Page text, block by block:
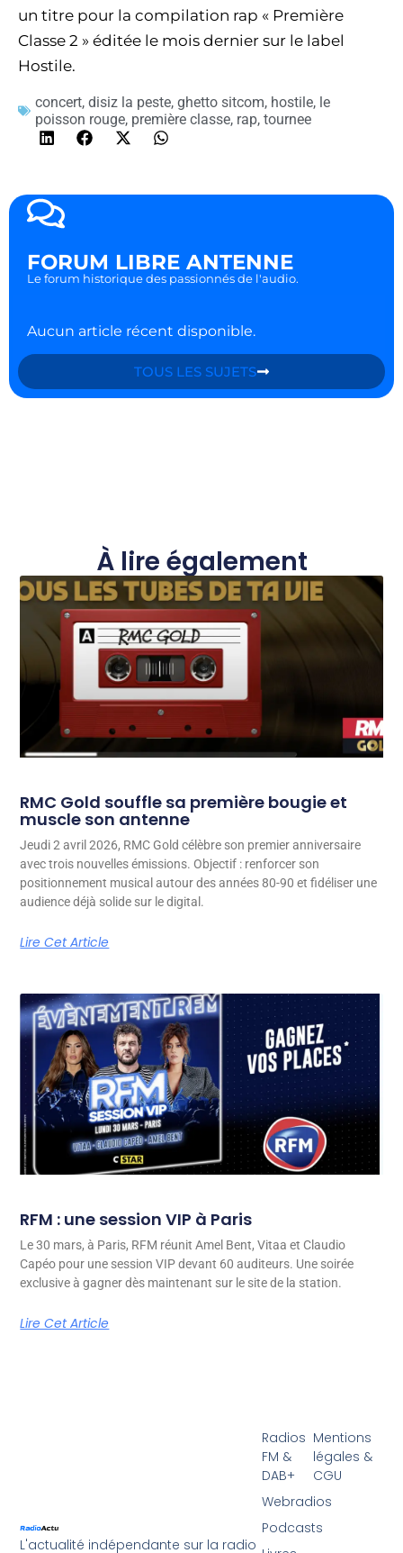
un titre pour la compilation rap « Première
Classe 2 » éditée le mois dernier sur le label
Hostile.
concert, disiz la peste, ghetto sitcom, hostile, le
poisson rouge, première classe, rap, tournee
FORUM LIBRE ANTENNE
Le forum historique des passionnés de l'audio.
Aucun article récent disponible.
TOUS LES SUJETS
À lire également
RMC Gold souffle sa première bougie et
muscle son antenne
Jeudi 2 avril 2026, RMC Gold célèbre son premier anniversaire
avec trois nouvelles émissions. Objectif : renforcer son
positionnement musical autour des années 80-90 et fidéliser une
audience déjà solide sur le digital.
Lire Cet Article
RFM : une session VIP à Paris
Le 30 mars, à Paris, RFM réunit Amel Bent, Vitaa et Claudio
Capéo pour une session VIP devant 60 auditeurs. Une soirée
exclusive à gagner dès maintenant sur le site de la station.
Lire Cet Article
L'actualité indépendante sur la radio
Radios
FM &
DAB+
Webradios
Podcasts
Mentions
légales &
CGU